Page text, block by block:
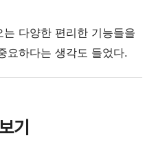
는 다양한 편리한 기능들을
요하다는 생각도 들었다.
기